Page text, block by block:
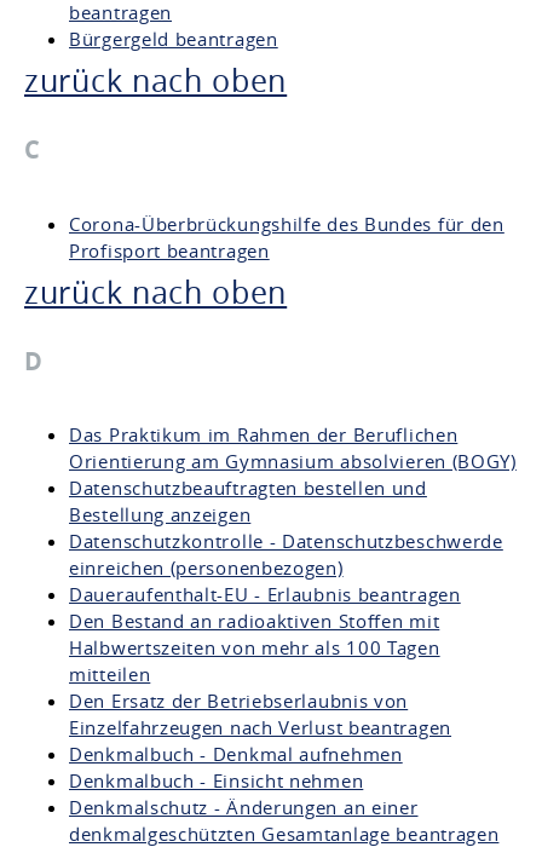
beantragen
Bürgergeld beantragen
zurück nach oben
C
Corona-Überbrückungshilfe des Bundes für den
Profisport beantragen
zurück nach oben
D
Das Praktikum im Rahmen der Beruflichen
Orientierung am Gymnasium absolvieren (BOGY)
Datenschutzbeauftragten bestellen und
Bestellung anzeigen
Datenschutzkontrolle - Datenschutzbeschwerde
einreichen (personenbezogen)
Daueraufenthalt-EU - Erlaubnis beantragen
Den Bestand an radioaktiven Stoffen mit
Halbwertszeiten von mehr als 100 Tagen
mitteilen
Den Ersatz der Betriebserlaubnis von
Einzelfahrzeugen nach Verlust beantragen
Denkmalbuch - Denkmal aufnehmen
Denkmalbuch - Einsicht nehmen
Denkmalschutz - Änderungen an einer
denkmalgeschützten Gesamtanlage beantragen